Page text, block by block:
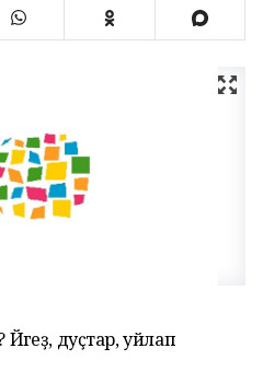
дуҫтар, уйлап